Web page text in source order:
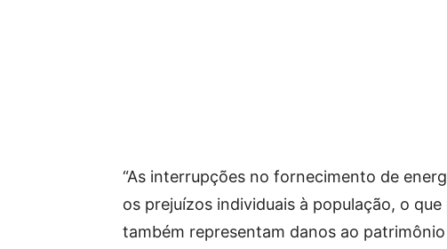
“As interrupções no fornecimento de
os prejuízos individuais à população, o
também representam danos ao